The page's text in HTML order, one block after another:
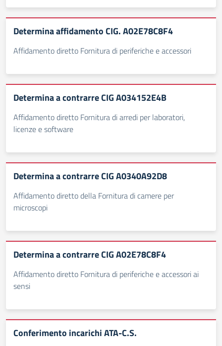
Determina affidamento CIG. A02E78C8F4
Affidamento diretto Fornitura di periferiche e accessori
Determina a contrarre CIG A034152E4B
Affidamento diretto Fornitura di arredi per laboratori,
licenze e software
Determina a contrarre CIG A0340A92D8
Affidamento diretto della Fornitura di camere per
microscopi
Determina a contrarre CIG A02E78C8F4
Affidamento diretto Fornitura di periferiche e accessori ai
sensi
Conferimento incarichi ATA-C.S.